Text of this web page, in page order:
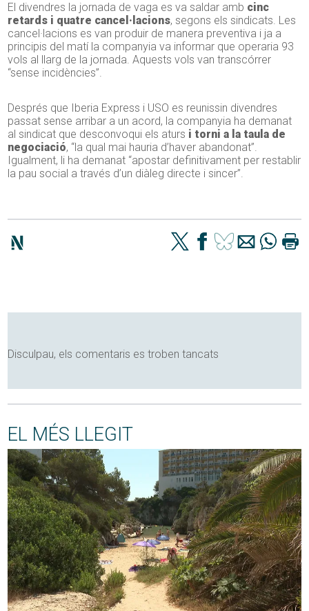
El divendres la jornada de vaga es va saldar amb cinc
retards i quatre cancel·lacions, segons els sindicats. Les
cancel·lacions es van produir de manera preventiva i ja a
principis del matí la companyia va informar que operaria 93
vols al llarg de la jornada. Aquests vols van transcórrer
“sense incidències”.
Després que Iberia Express i USO es reunissin divendres
passat sense arribar a un acord, la companyia ha demanat
al sindicat que desconvoqui els aturs i torni a la taula de
negociació, “la qual mai hauria d’haver abandonat”.
Igualment, li ha demanat “apostar definitivament per restablir
la pau social a través d’un diàleg directe i sincer”.
Disculpau, els comentaris es troben tancats
EL MÉS LLEGIT